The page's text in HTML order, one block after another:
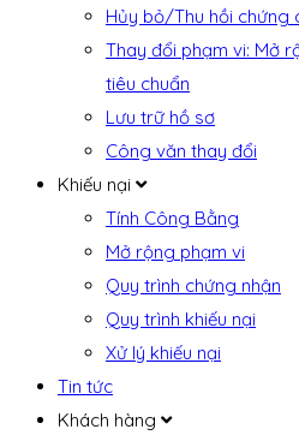
Hủy bỏ/Thu hồi chứng
Thay đổi phạm vi: Mở
tiêu chuẩn
Lưu trữ hồ sơ
Công văn thay đổi
Khiếu nại
Tính Công Bằng
Mở rộng phạm vi
Quy trình chứng nhận
Quy trình khiếu nại
Xử lý khiếu nại
Tin tức
Khách hàng